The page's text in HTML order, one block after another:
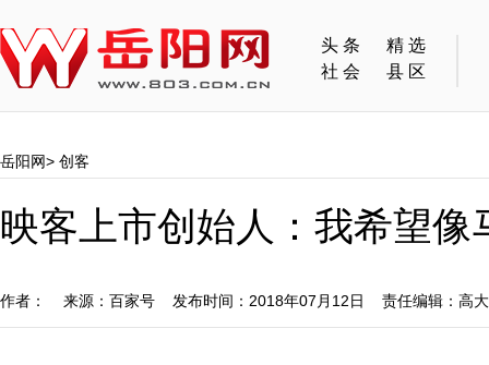
头条
精选
社会
县区
岳阳网> 创客
映客上市创始人：我希望
作者： 来源：百家号 发布时间：2018年07月12日 责任编辑：高